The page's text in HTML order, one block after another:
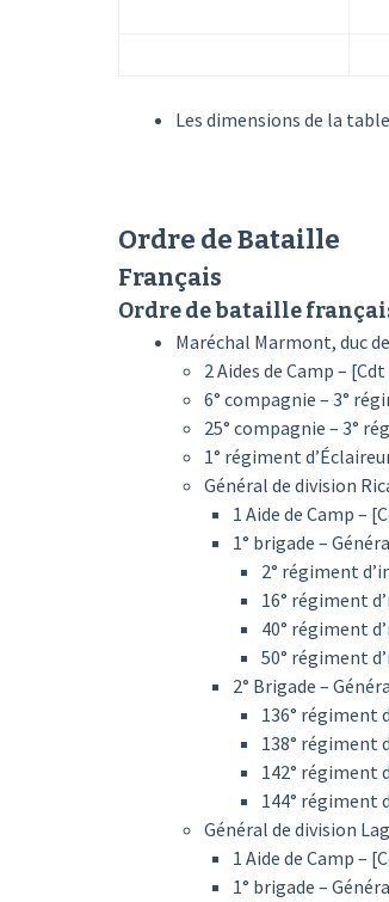
Les dimensions de la
Ordre de Bataille
Français
Ordre de bataille
Maréchal Marmont, duc
2 Aides de Camp – [Cdt
6° compagnie – 3°
25° compagnie – 3°
1° régiment
Général de division
1 Aide de Camp –
1° brigade –
2° régiment
16° régiment
40° régiment
50° régiment
2° Brigade –
136° régiment
138° régiment
142° régiment
144° régiment
Général de division
1 Aide de Camp –
1° brigade –